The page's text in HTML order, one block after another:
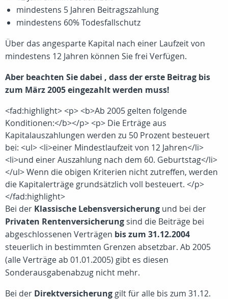
mindestens 5 Jahren Beitragszahlung
mindestens 60% Todesfallschutz
Über das angesparte Kapital nach einer Laufzeit von
mindestens 12 Jahren können Sie frei Verfügen.
Aber beachten Sie dabei , dass der erste Beitrag bis
zum März 2005 eingezahlt werden muss!
<fad:highlight> <p> <b>Ab 2005 gelten folgende
Konditionen:</b></p> <p> Die Erträge aus
Kapitalauszahlungen werden zu 50 Prozent besteuert
bei: <ul> <li>einer Mindestlaufzeit von 12 Jahren</li>
<li>und einer Auszahlung nach dem 60. Geburtstag</li>
</ul> Wenn die obigen Kriterien nicht zutreffen, werden
die Kapitalerträge grundsätzlich voll besteuert. </p>
</fad:highlight>
Bei der Klassische Lebensversicherung und bei der
Privaten Rentenversicherung sind die Beiträge bei
abgeschlossenen Verträgen bis zum 31.12.2004
steuerlich in bestimmten Grenzen absetzbar. Ab 2005
(alle Verträge ab 01.01.2005) gibt es diesen
Sonderausgabenabzug nicht mehr.
Bei der Direktversicherung gilt für alle bis zum 31.12.